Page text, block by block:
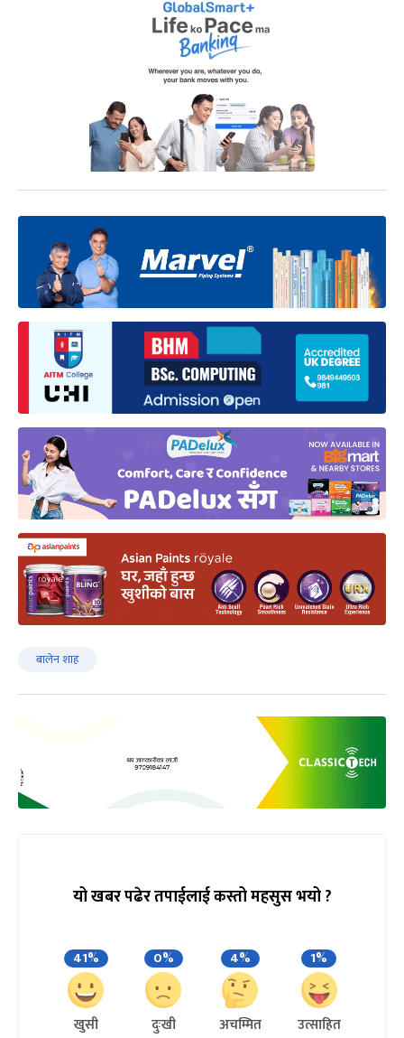
बालेन शाह
यो खबर पढेर तपाईलाई कस्तो महसुस भयो ?
41%
खुसी
0%
दुःखी
4%
अचम्मित
1%
उत्साहित